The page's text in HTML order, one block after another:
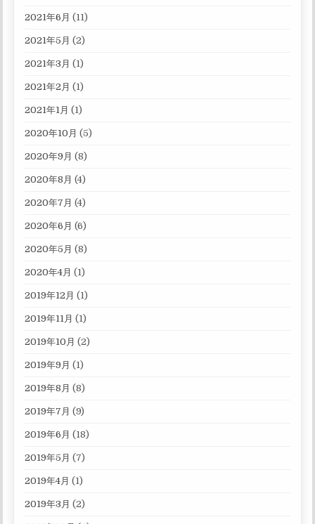
2021年6月 (11)
2021年5月 (2)
2021年3月 (1)
2021年2月 (1)
2021年1月 (1)
2020年10月 (5)
2020年9月 (8)
2020年8月 (4)
2020年7月 (4)
2020年6月 (6)
2020年5月 (8)
2020年4月 (1)
2019年12月 (1)
2019年11月 (1)
2019年10月 (2)
2019年9月 (1)
2019年8月 (8)
2019年7月 (9)
2019年6月 (18)
2019年5月 (7)
2019年4月 (1)
2019年3月 (2)